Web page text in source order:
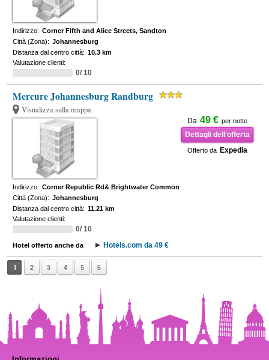
Indirizzo: Corner Fifth and Alice Streets, Sandton
Città (Zona): Johannesburg
Distanza dal centro città: 10.3 km
Valutazione clienti:
0/ 10
Mercure Johannesburg Randburg
Visualizza sulla mappa
Da 49 € per notte
Dettagli dell'offerta
Offerto da Expedia
Indirizzo: Corner Republic Rd& Brightwater Common
Città (Zona): Johannesburg
Distanza dal centro città: 11.21 km
Valutazione clienti:
0/ 10
Hotel offerto anche da Hotels.com da 49 €
1 2 3 4 5 6